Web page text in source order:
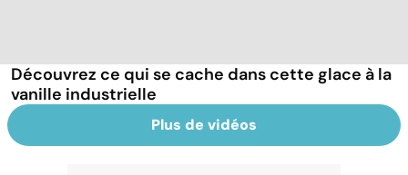
Découvrez ce qui se cache dans cette glace à la
vanille industrielle
Plus de vidéos